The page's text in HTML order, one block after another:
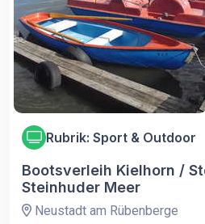
Rubrik: Sport & Outdoor
Bootsverleih Kielhorn /
Steinhuder Meer
Neustadt am Rübenberge